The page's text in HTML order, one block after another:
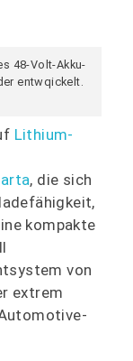
48-Volt-Akku-
entwqickelt.
Lithium-
, die sich
kompakte
von
extrem